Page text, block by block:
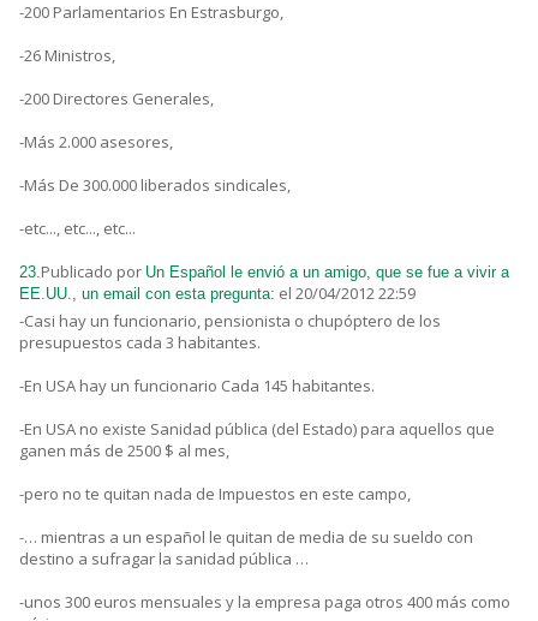
-200 Parlamentarios En Estrasburgo,
-26 Ministros,
-200 Directores Generales,
-Más 2.000 asesores,
-Más De 300.000 liberados sindicales,
-etc..., etc..., etc...
23.Publicado por Un Español le envió a un amigo, que se fue a vivir a
EE.UU., un email con esta pregunta: el 20/04/2012 22:59
-Casi hay un funcionario, pensionista o chupóptero de los
presupuestos cada 3 habitantes.
-En USA hay un funcionario Cada 145 habitantes.
-En USA no existe Sanidad pública (del Estado) para aquellos que
ganen más de 2500 $ al mes,
-pero no te quitan nada de Impuestos en este campo,
-… mientras a un español le quitan de media de su sueldo con
destino a sufragar la sanidad pública …
-unos 300 euros mensuales y la empresa paga otros 400 más como